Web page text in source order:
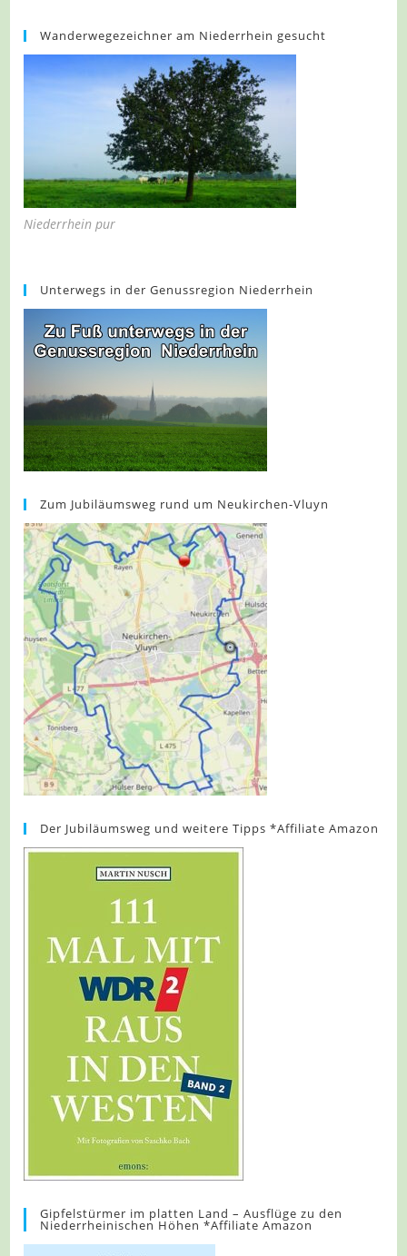
Wanderwegezeichner am Niederrhein gesucht
Niederrhein pur
Unterwegs in der Genussregion Niederrhein
Zum Jubiläumsweg rund um Neukirchen-Vluyn
Der Jubiläumsweg und weitere Tipps *Affiliate Amazon
Gipfelstürmer im platten Land – Ausflüge zu den
Niederrheinischen Höhen *Affiliate Amazon